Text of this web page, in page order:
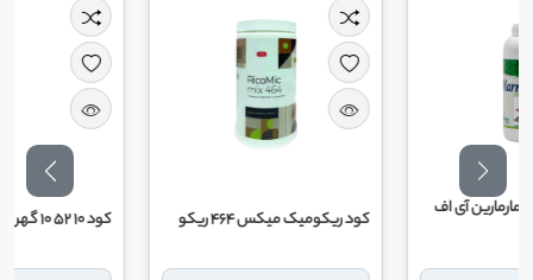
اف کود ریکومیک میکس 464 ریکو کود 10 52 10 گهر زای یزد